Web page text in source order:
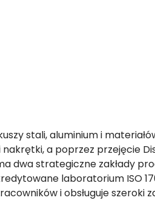
stali, aluminium i
a poprzez przejęcie
dwa strategiczne zakłady
laboratorium ISO
i obsługuje szeroki